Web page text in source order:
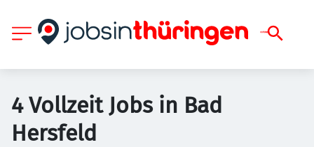
4 Vollzeit Jobs in Bad
Hersfeld